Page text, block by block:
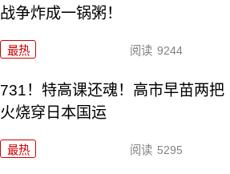
战争炸成一锅粥！
最热 阅读 9244
731！特高课还魂！高市早苗两把
火烧穿日本国运
最热 阅读 5295